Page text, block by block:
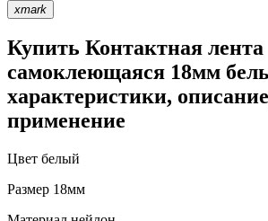
xmark
Купить Контактная лента
самоклеющаяся 18мм
характеристики,
применение
Цвет белый
Размер 18мм